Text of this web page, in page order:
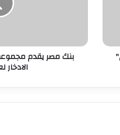
بنك مصر يقدم
الادخار